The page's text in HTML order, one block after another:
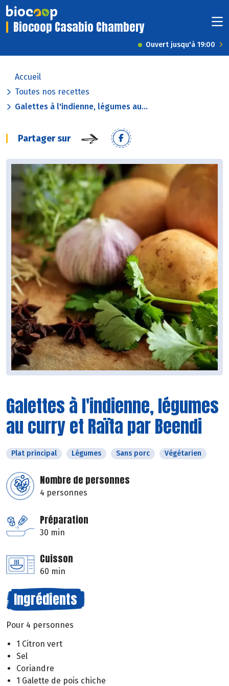
Biocoop Casabio Chambery
Ouvert jusqu'à 19:00
Accueil
Toutes nos recettes
Galettes à l'indienne, légumes au...
Partager sur
Galettes à l'indienne, légumes
au curry et Raïta par Beendi
Plat principal Légumes Sans porc Végétarien
Nombre de personnes
4 personnes
Préparation
30 min
Cuisson
60 min
Ingrédients
Pour 4 personnes
1 Citron vert
Sel
Coriandre
1 Galette de pois chiche